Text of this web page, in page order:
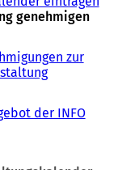
genehmigen
zur
der INFO